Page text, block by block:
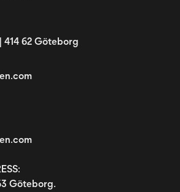
414 62 Göteborg
Göteborg.